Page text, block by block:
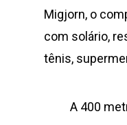
Migjorn, o
com solário,
tênis,
A 400